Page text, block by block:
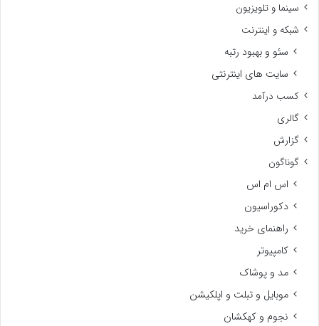
سینما و تلویزیون
شبکه و اینترنت
سئو و بهبود رتبه
سایت های اینترنتی
کسب درآمد
گالری
گزارش
گوناگون
اس ام اس
دکوراسیون
راهنمای خرید
کامپیوتر
مد و پوشاک
موبایل و تبلت و اپلکیشن
نجوم و کهکشان